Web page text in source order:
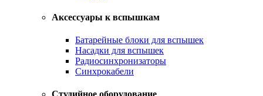
Аксессуары к вспышкам
Батарейные блоки для вспышек
Насадки для вспышек
Радиосинхронизаторы
Синхрокабели